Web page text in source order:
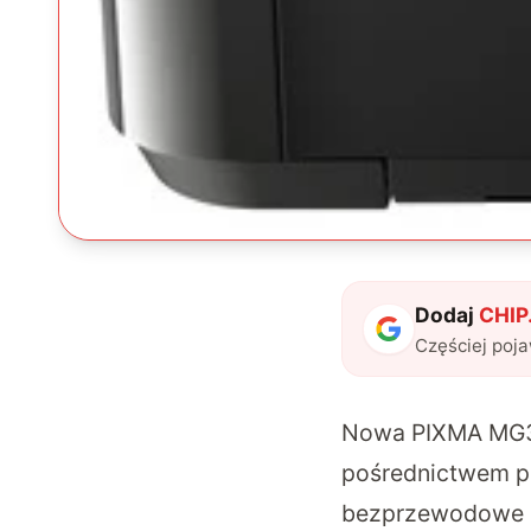
Dodaj
Częściej
Nowa PIXMA
pośrednictwem
bezprzewodowe